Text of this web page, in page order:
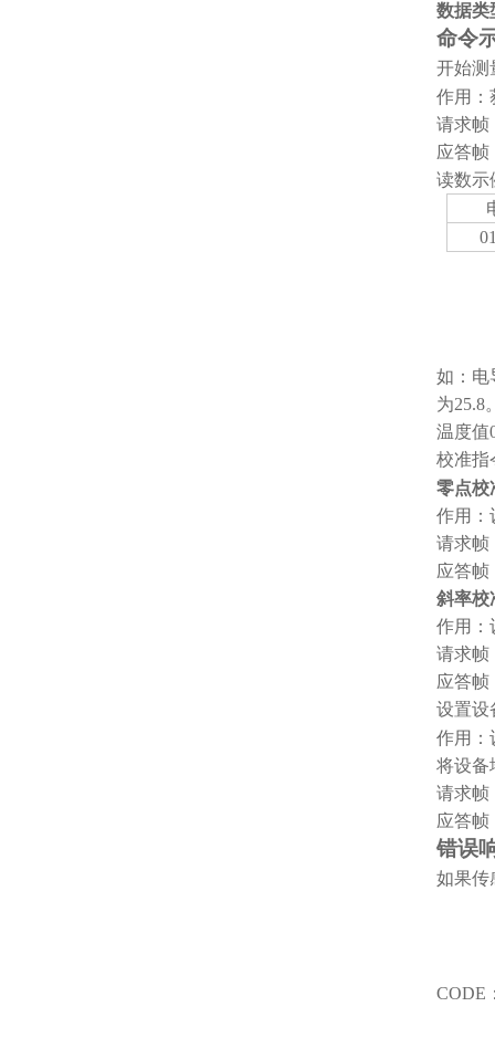
数据类
命令
开始测
作用：
请求帧
应答帧
读数示
如：电
为25.8
温度值
校准指
零点校
作用：
请求帧
应答帧
斜率校
作用：
请求帧
应答帧
设置设
作用：
将设备
请求帧
应答帧
错误
如果传
CODE